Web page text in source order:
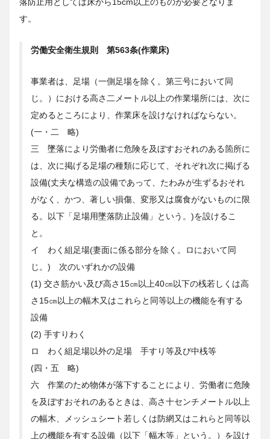
落防止用としては床から15cm以上のものが必要となりま
す。
労働安全衛生規則 第563条(作業床)
事業者は、足場（一側足場を除く。第三号において同
じ。）における高さ二メートル以上の作業場所には、次に
定めるところにより、作業床を設けなければならない。
(一・二 略)
三 墜落により労働者に危険を及ぼすおそれのある箇所に
は、次に掲げる足場の種類に応じて、それぞれ次に掲げる
設備(丈夫な構造の設備であって、たわみが生ずるおそれ
がなく、かつ、著しい損傷、変形又は腐食がないものに限
る。以下「足場用墜落防止設備」という。)を設けるこ
と。
イ わく組足場(妻面に係る部分を除く。ロにおいて同
じ。) 次のいずれかの設備
(1) 交さ筋かい及び高さ15㎝以上40㎝以下の桟若しくは高
さ15㎝以上の幅木又はこれらと同等以上の機能を有する
設備
(2) 手すりわく
ロ わく組足場以外の足場 手すり等及び中桟等
(四・五 略)
六 作業のため物体が落下することにより、労働者に危険
を及ぼすおそれのあるときは、高さ十センチメートル以上
の幅木、メッシュシート若しくは防網又はこれらと同等以
上の機能を有する設備（以下「幅木等」という。）を設け